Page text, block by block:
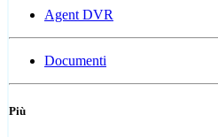
Agent DVR
Documenti
Più